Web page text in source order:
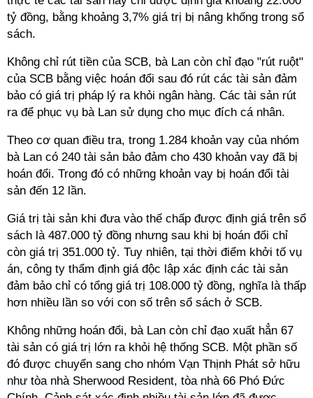
tỷ đồng, bằng khoảng 3,7% giá trị bị nâng khống trong sổ
sách.
Không chỉ rút tiền của SCB, bà Lan còn chỉ đạo "rút ruột"
của SCB bằng việc hoán đổi sau đó rút các tài sản đảm
bảo có giá trị pháp lý ra khỏi ngân hàng. Các tài sản rút
ra để phục vụ bà Lan sử dụng cho mục đích cá nhân.
Theo cơ quan điều tra, trong 1.284 khoản vay của nhóm
bà Lan có 240 tài sản bảo đảm cho 430 khoản vay đã bị
hoán đổi. Trong đó có những khoản vay bị hoán đổi tài
sản đến 12 lần.
Giá trị tài sản khi đưa vào thế chấp được định giá trên sổ
sách là 487.000 tỷ đồng nhưng sau khi bị hoán đổi chỉ
còn giá trị 351.000 tỷ. Tuy nhiên, tại thời điểm khởi tố vụ
án, công ty thẩm định giá độc lập xác định các tài sản
đảm bảo chỉ có tổng giá trị 108.000 tỷ đồng, nghĩa là thấp
hơn nhiều lần so với con số trên sổ sách ở SCB.
Không những hoán đổi, bà Lan còn chỉ đạo xuất hẳn 67
tài sản có giá trị lớn ra khỏi hệ thống SCB. Một phần số
đó được chuyển sang cho nhóm Vạn Thịnh Phát sở hữu
như tòa nhà Sherwood Resident, tòa nhà 66 Phó Đức